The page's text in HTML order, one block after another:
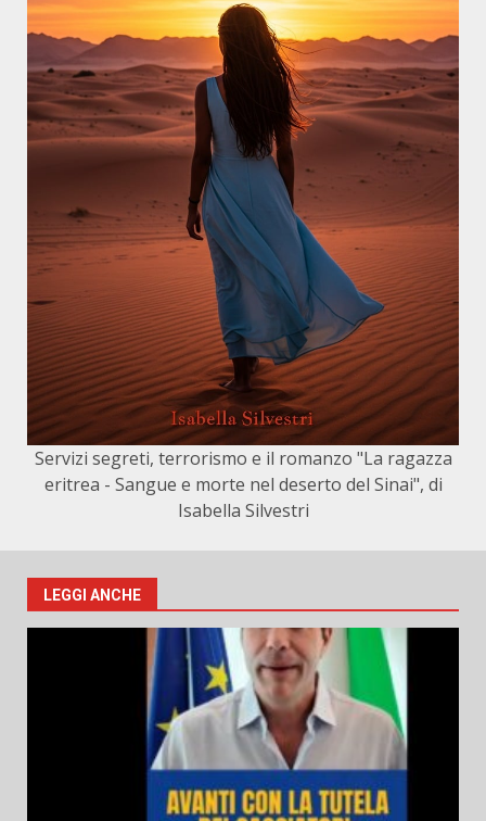
Servizi segreti, terrorismo e il romanzo "La ragazza
eritrea - Sangue e morte nel deserto del Sinai", di
Isabella Silvestri
LEGGI ANCHE